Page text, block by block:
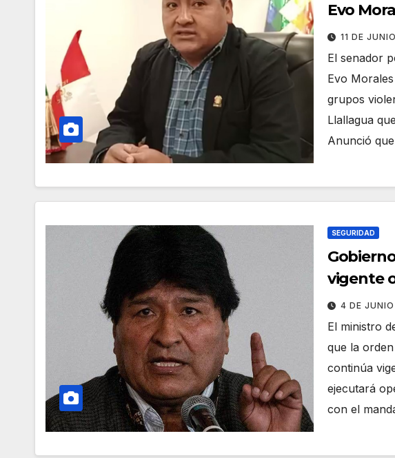
Evo
11 DE
El senador
Evo
grupos
Llallagua
Anunció
SEGURIDAD
vigente
contra
4 DE
El ministro
que la
continúa
ejecutará
con el